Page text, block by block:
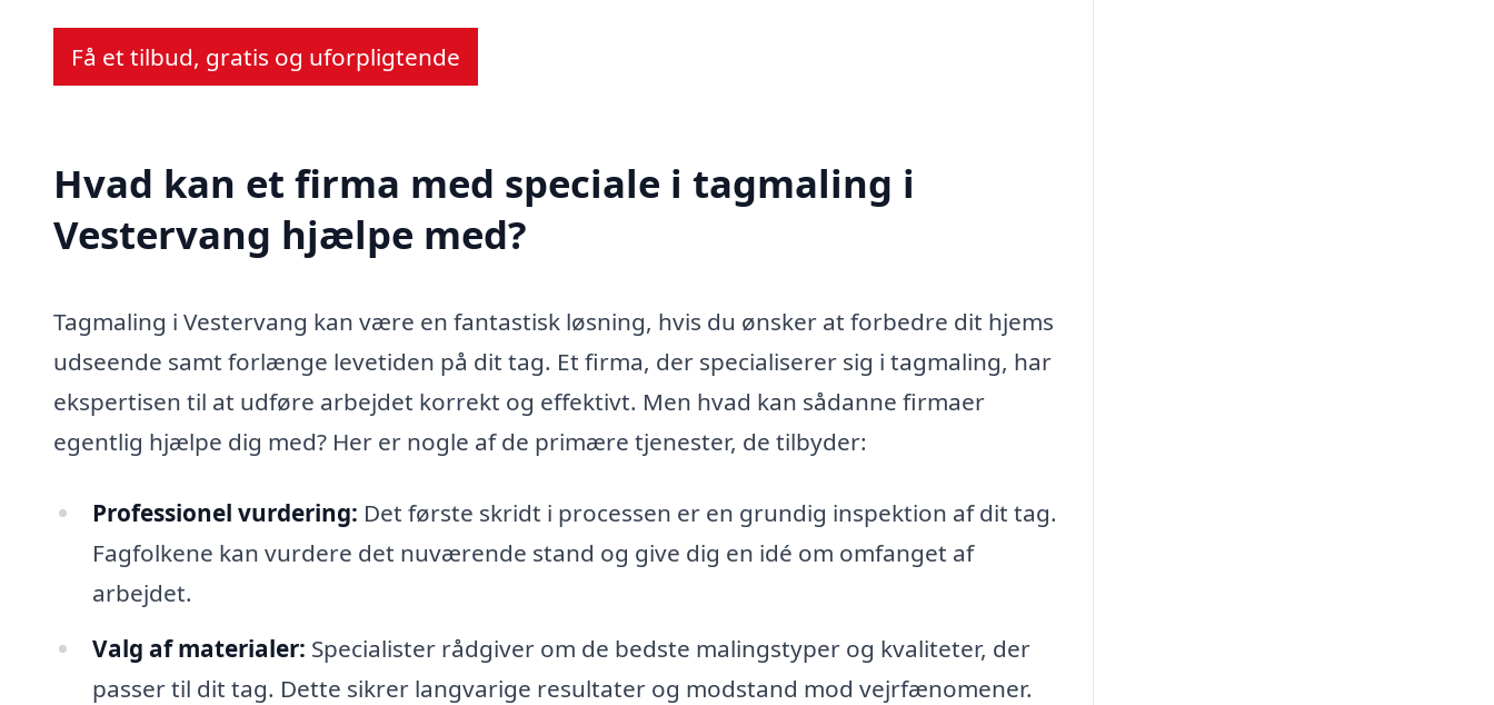
Få et tilbud, gratis og uforpligtende
Hvad kan et firma med speciale i tagmaling i
Vestervang hjælpe med?
Tagmaling i Vestervang kan være en fantastisk løsning, hvis du ønsker at forbedre dit hjems
udseende samt forlænge levetiden på dit tag. Et firma, der specialiserer sig i tagmaling, har
ekspertisen til at udføre arbejdet korrekt og effektivt. Men hvad kan sådanne firmaer
egentlig hjælpe dig med? Her er nogle af de primære tjenester, de tilbyder:
Professionel vurdering: Det første skridt i processen er en grundig inspektion af dit tag.
Fagfolkene kan vurdere det nuværende stand og give dig en idé om omfanget af
arbejdet.
Valg af materialer: Specialister rådgiver om de bedste malingstyper og kvaliteter, der
passer til dit tag. Dette sikrer langvarige resultater og modstand mod vejrfænomener.